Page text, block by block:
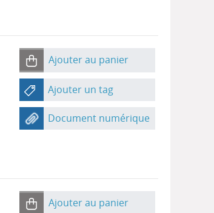
Ajouter au panier
Ajouter un tag
Document numérique
Ajouter au panier